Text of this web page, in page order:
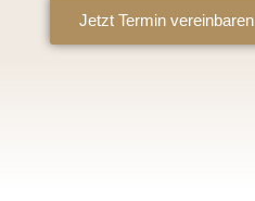
Jetzt Termin vereinbaren